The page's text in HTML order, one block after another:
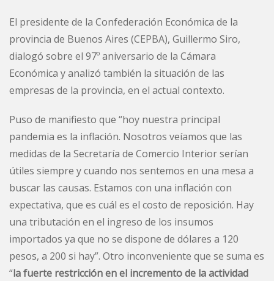
El presidente de la Confederación Económica de la
provincia de Buenos Aires (CEPBA), Guillermo Siro,
dialogó sobre el 97º aniversario de la Cámara
Económica y analizó también la situación de las
empresas de la provincia, en el actual contexto.
Puso de manifiesto que “hoy nuestra principal
pandemia es la inflación. Nosotros veíamos que las
medidas de la Secretaría de Comercio Interior serían
útiles siempre y cuando nos sentemos en una mesa a
buscar las causas. Estamos con una inflación con
expectativa, que es cuál es el costo de reposición. Hay
una tributación en el ingreso de los insumos
importados ya que no se dispone de dólares a 120
pesos, a 200 si hay”. Otro inconveniente que se suma es
“la fuerte restricción en el incremento de la actividad